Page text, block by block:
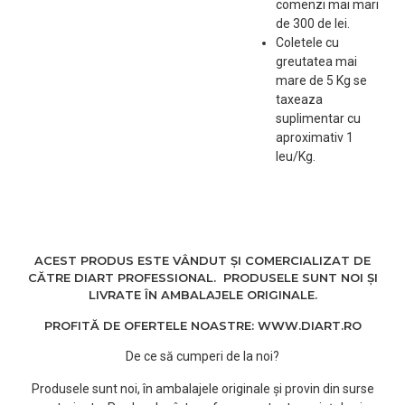
Matime cutite: 38 mm
comenzi mai mari
de 300 de lei.
Coletele cu
greutatea mai
mare de 5 Kg se
taxeaza
suplimentar cu
aproximativ 1
leu/Kg.
ACEST PRODUS ESTE VÂNDUT ȘI COMERCIALIZAT DE
CĂTRE DIART PROFESSIONAL. PRODUSELE SUNT NOI ȘI
LIVRATE ÎN AMBALAJELE ORIGINALE.
PROFITĂ DE OFERTELE NOASTRE: WWW.DIART.RO
De ce să cumperi de la noi?
Produsele sunt noi, în ambalajele originale și provin din surse